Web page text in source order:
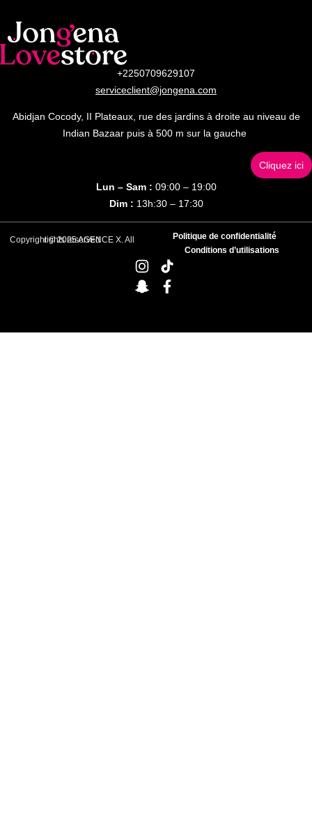
+2250709629107
serviceclient@jongena.com
Abidjan Cocody, II Plateaux, rue des jardins à droite au niveau de
Indian Bazaar puis à 500 m sur la gauche
Cliquez ici
Lun – Sam : 09:00 – 19:00
Dim : 13h:30 – 17:30
Copyright © 2025 AGENCE X. All rights reserved
Politique de confidentialité
Conditions d’utilisations